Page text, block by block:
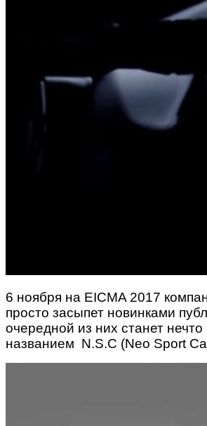
6 ноября на EICMA 2017
просто засыпет новинками
очередной из них станет
названием N.S.C (Neo Sport